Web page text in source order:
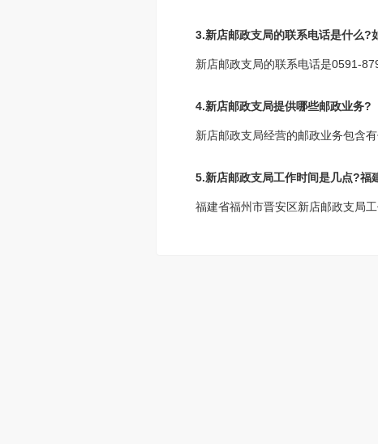
3.新店邮政支局的联系电话是什么?
新店邮政支局的联系电话是0591-
4.新店邮政支局提供哪些邮政业务?
新店邮政支局经营的邮政业务包含
5.新店邮政支局工作时间是几点?福
福建省福州市晋安区新店邮政支局